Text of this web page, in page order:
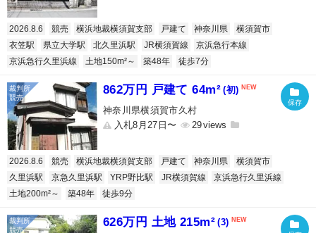
2026.8.6 競売 横浜地裁横須賀支部 戸建て 神奈川県
横須賀市
衣笠駅
県立大学駅 北久里浜駅 JR横須賀線
京浜急行本線
京浜急行久里浜線
土地150m²～ 築48年 徒歩7分
862万円 戸建て 64m² (初)
神奈川県横須賀市久村
入札8月27日〜
29
2026.8.6 競売 横浜地裁横須賀支部 戸建て 神奈川県
横須賀市
久里浜駅
京急久里浜駅 YRP野比駅 JR横須賀線
京浜急行久里浜線
土地200m²～
築48年 徒歩9分
626万円 土地 215m² (3)